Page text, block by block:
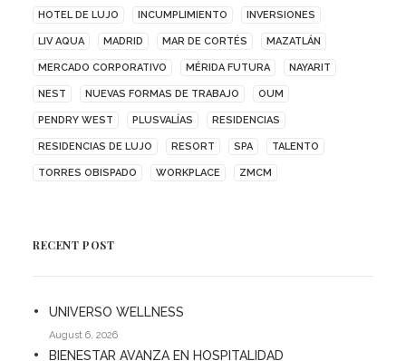
HOTEL DE LUJO INCUMPLIMIENTO INVERSIONES
LIV AQUA MADRID MAR DE CORTÉS MAZATLÁN
MERCADO CORPORATIVO MÉRIDA FUTURA NAYARIT
NEST NUEVAS FORMAS DE TRABAJO OUM
PENDRY WEST PLUSVALÍAS RESIDENCIAS
RESIDENCIAS DE LUJO RESORT SPA TALENTO
TORRES OBISPADO WORKPLACE ZMCM
RECENT POST
UNIVERSO WELLNESS
August 6, 2026
BIENESTAR AVANZA EN HOSPITALIDAD